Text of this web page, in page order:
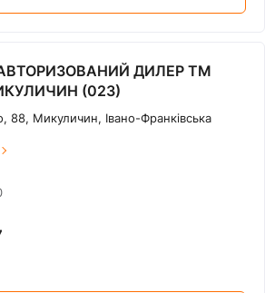
ДИЛЕР ТМ
(023)
88, Микуличин, Івано-Франківська